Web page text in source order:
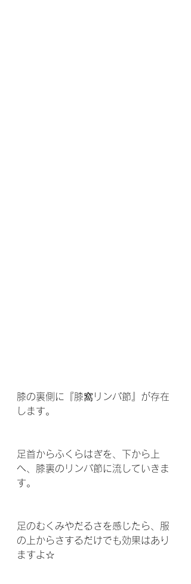
膝の裏側に『膝窩リンパ節』が存在
します。
足首からふくらはぎを、下から上
へ、膝裏のリンパ節に流していきま
す。
足のむくみやだるさを感じたら、服
の上からさするだけでも効果はあり
ますよ☆